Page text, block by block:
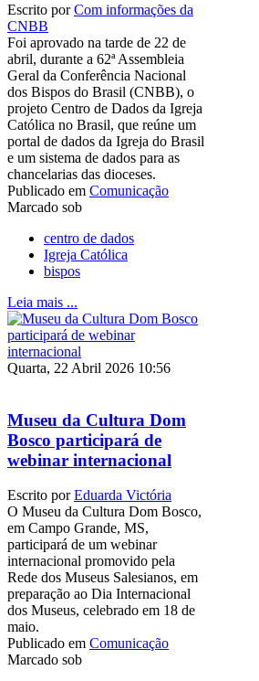
Escrito porCom informações da
CNBB
Foi aprovado na tarde de 22 de
abril, durante a 62ª Assembleia
Geral da Conferência Nacional
dos Bispos do Brasil (CNBB), o
projeto Centro de Dados da Igreja
Católica no Brasil, que reúne um
portal de dados da Igreja do Brasil
e um sistema de dados para as
chancelarias das dioceses.
Publicado em Comunicação
Marcado sob
centro de dados
Igreja Católica
bispos
Leia mais ...
Quarta, 22 Abril 2026 10:56
Museu da Cultura Dom
Bosco participará de
webinar internacional
Escrito porEduarda Victória
O Museu da Cultura Dom Bosco,
em Campo Grande, MS,
participará de um webinar
internacional promovido pela
Rede dos Museus Salesianos, em
preparação ao Dia Internacional
dos Museus, celebrado em 18 de
maio.
Publicado em Comunicação
Marcado sob